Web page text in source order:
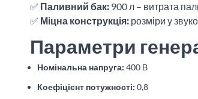
✅ Паливний бак: 900 л – витрата
✅ Міцна конструкція: розміри у
Параметри
Номінальна напруга: 400 В
Коефіцієнт потужності: 0,8